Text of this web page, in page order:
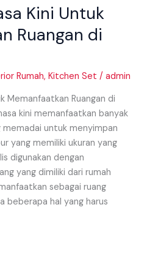
Kini Untuk
Ruangan di
Rumah,Kitchen Set /admin
Memanfaatkan Ruangan di
kini memanfaatkan banyak
memadai untuk menyimpan
yang memiliki ukuran yang
digunakan dengan
yang dimiliki dari rumah
sebagai ruang
beberapa hal yang harus